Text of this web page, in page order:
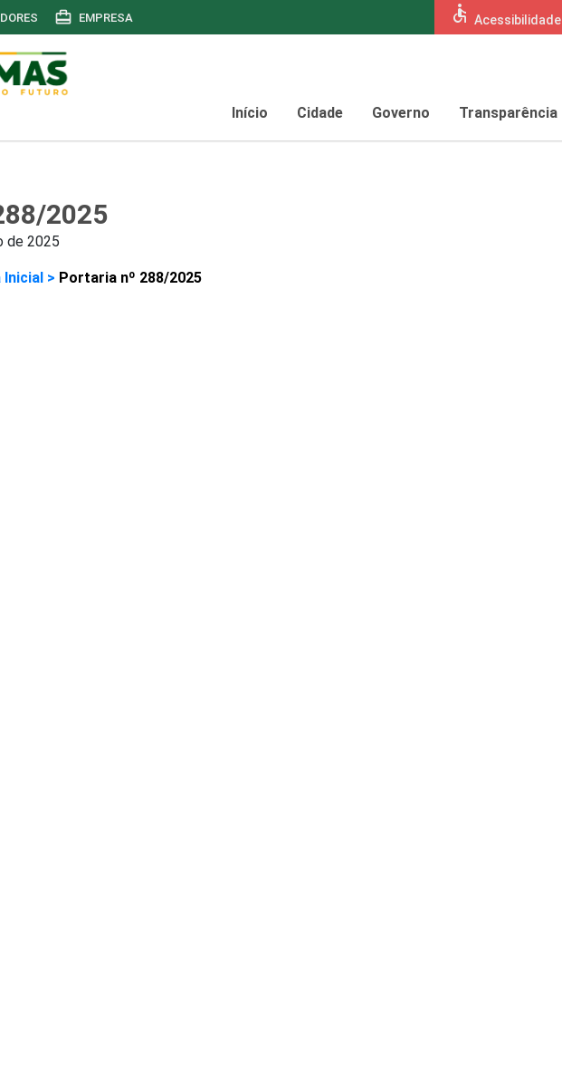
card_travel EMPRESA accessible Acessibilidade
Início Cidade Governo Transparência
2025
de 2025
Inicial > Portaria nº 288/2025